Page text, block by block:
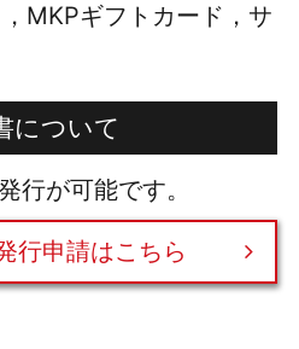
MKPギフトカード，サ
について
行が可能です。
行申請はこちら